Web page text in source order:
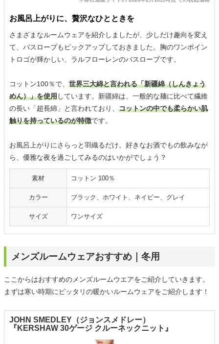
お風呂上がりに、贅沢なひとときを
さまざまなルームウェアを紹介しましたが、少しだけ趣向を変え
て、バスローブもピックアップしておきました。胸のワンポイン
トロゴが輝かしい、ラルフローレンのバスローブです。
コットン100％で、 世界三大綿と言われる「新疆綿（しんきょう
めん）」を使用しています。新疆綿は、一般的な麺に比べて繊維
の長い「超長綿」と言われており、 コットンの中でも柔らかい肌
触りを持っているのが特徴です。
お風呂上がりにさらっと羽織るだけ。好きなお酒でもの飲みなが
ら、優雅な夜を過ごしてみるのはいかがでしょう？
素材 コットン 100％
カラー ブラック、ホワイト、ネイビー、グレイ
サイズ ワンサイズ
メンズルームウェアおすすめ｜冬用
ここからはおすすめのメンズルームウエアをご紹介していきます。
まずは寒い時期にピッタリの暖かいルームウェアをご紹介します！
JOHN SMEDLEY（ジョンスメドレー）
『KERSHAW 30ゲージ クルーネックニット』